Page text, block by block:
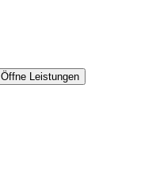
Öffne Leistungen